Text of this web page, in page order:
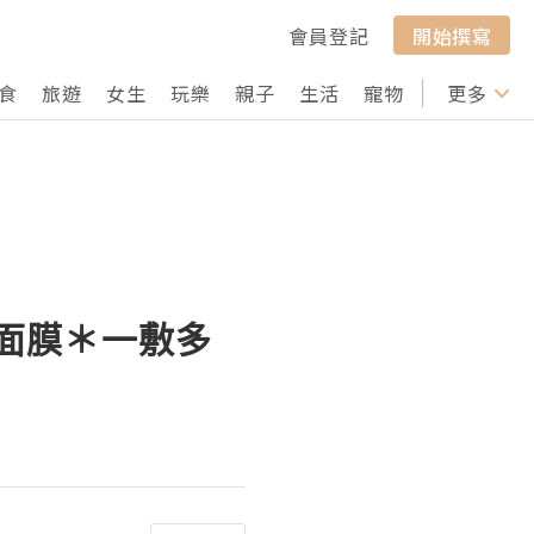
會員登記
開始撰寫
旅遊 女生 玩樂 親子 生活 寵物 行山 打卡
更多
膜＊一敷多